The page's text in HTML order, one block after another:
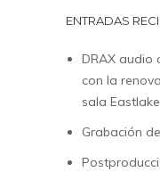
ENTRADAS
DRAX audio
con la
sala Eastlake
Grabación